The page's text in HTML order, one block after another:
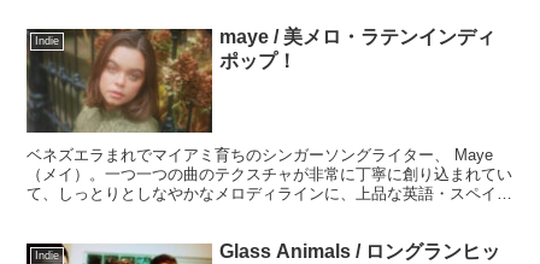
Indie
maye / 美メロ・ラテンインディ
ポップ！
ベネズエラまれでマイアミ育ちのシンガーソングライター、 Maye
（メイ）。一つ一つの曲のテクスチャが非常に丁寧に創り込まれてい
て、しっとりとしなやかなメロディラインに、上品な英語・スペイン
Indie
Glass Animals / ロングランヒッ